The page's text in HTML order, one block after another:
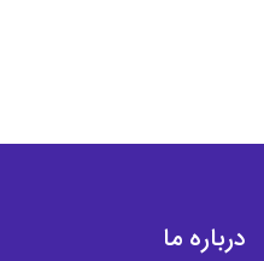
درباره ما